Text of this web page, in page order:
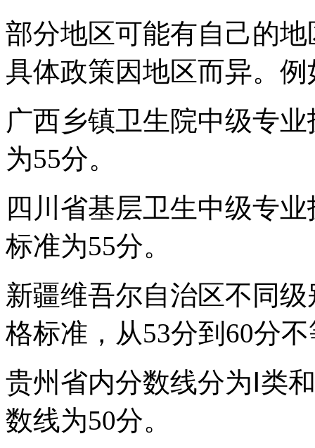
部分地区可能有自己的
具体政策因地区而异。
广西乡镇卫生院中级专
为55分。
四川省基层卫生中级专
标准为55分。
新疆维吾尔自治区不同
格标准，从53分到60分
贵州省内分数线分为Ⅰ类
数线为50分。